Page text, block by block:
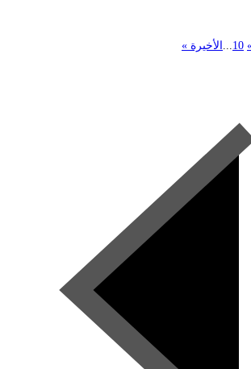
10
... الأخيرة »